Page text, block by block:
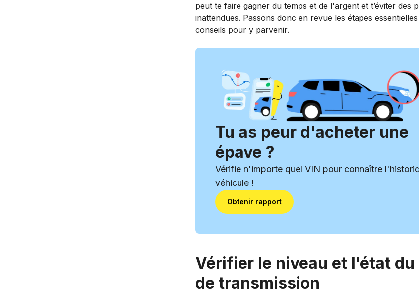
peut te faire gagner du temps et de l'argent et t’éviter des
inattendues. Passons donc en revue les étapes
conseils pour y parvenir.
Tu as peur d'acheter une
épave ?
Vérifie n'importe quel VIN pour connaître
véhicule !
Obtenir rapport
Vérifier le niveau et l'état
de transmission